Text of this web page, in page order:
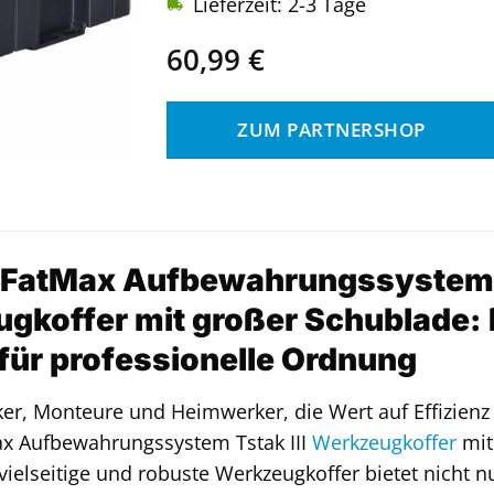
60,99 €
ZUM PARTNERSHOP
mit großer Schublade:
professionelle Ordnung
Monteure und Heimwerker, die Wert auf
Aufbewahrungssystem Tstak III Werkzeugkoffermit
und robuste Werkzeugkoffer bietet nicht